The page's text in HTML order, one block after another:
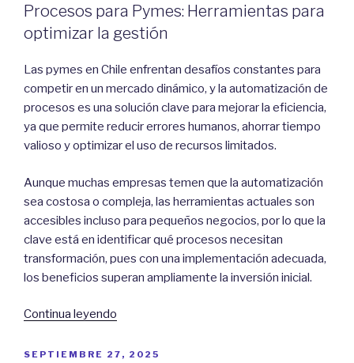
complicaciones”
Procesos para Pymes: Herramientas para
optimizar la gestión
Las pymes en Chile enfrentan desafíos constantes para
competir en un mercado dinámico, y la automatización de
procesos es una solución clave para mejorar la eficiencia,
ya que permite reducir errores humanos, ahorrar tiempo
valioso y optimizar el uso de recursos limitados.
Aunque muchas empresas temen que la automatización
sea costosa o compleja, las herramientas actuales son
accesibles incluso para pequeños negocios, por lo que la
clave está en identificar qué procesos necesitan
transformación, pues con una implementación adecuada,
los beneficios superan ampliamente la inversión inicial.
Continua leyendo
la
POSTED
SEPTIEMBRE 27, 2025